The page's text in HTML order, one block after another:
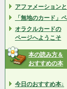
アファメーション
「無地のカード」
オラクルカードの
ページへようこそ
本の読み方＆
おすすめの本
今日のおすすめ本↓